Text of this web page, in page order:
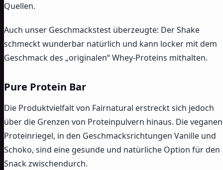
Quellen.
Auch unser Geschmackstest überzeugte: Der Shake
schmeckt wunderbar natürlich und kann locker mit dem
Geschmack des „originalen“ Whey-Proteins mithalten.
Pure Protein Bar
Die Produktvielfalt von Fairnatural erstreckt sich jedoch
über die Grenzen von Proteinpulvern hinaus. Die veganen
Proteinriegel, in den Geschmacksrichtungen Vanille und
Schoko, sind eine gesunde und natürliche Option für den
Snack zwischendurch.